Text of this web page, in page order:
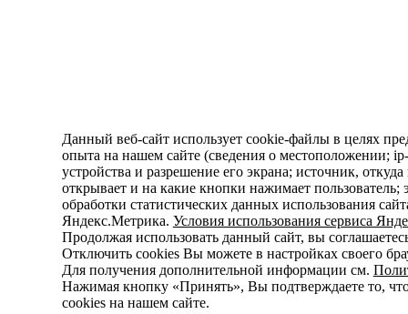
Данный веб-сайт использует cookie-файлы в целях
опыта на нашем сайте (сведения о местоположении;
устройства и разрешение его экрана; источник,
открывает и на какие кнопки нажимает пользователь;
обработки статистических данных использования
Яндекс.Метрика. Условия использования сервиса
Продолжая использовать данный сайт, вы
Отключить cookies Вы можете в настройках своего
Для получения дополнительной информации см.
Нажимая кнопку «Принять», Вы подтверждаете то,
cookies на нашем сайте.